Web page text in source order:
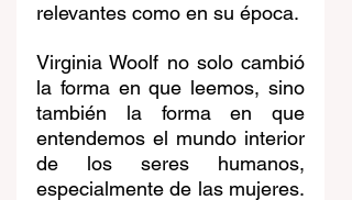
relevantes como en su época.
Virginia Woolf no solo cambió
la forma en que leemos, sino
también la forma en que
entendemos el mundo interior
de los seres humanos,
especialmente de las mujeres.